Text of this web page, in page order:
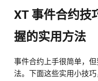
XT 事件合约技
握的实用方法
事件合约上手很简单，
法。下面这些实用小技巧